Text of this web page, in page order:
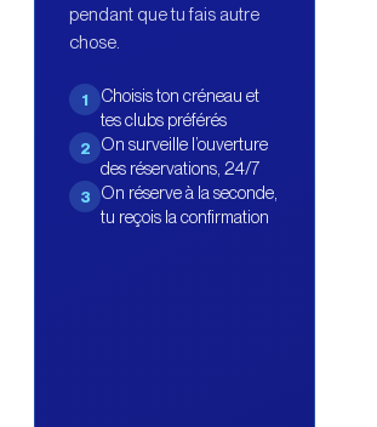
pendant que tu fais autre
chose.
1
Choisis ton créneau et
tes clubs préférés
2
On surveille l’ouverture
des réservations, 24/7
3
On réserve à la seconde,
tu reçois la confirmation